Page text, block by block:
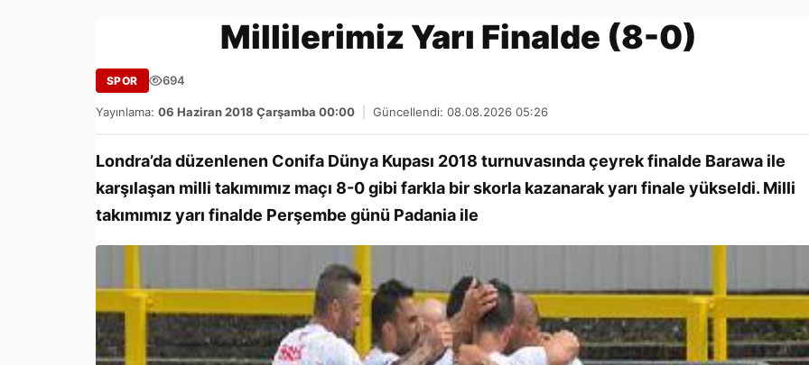
Millilerimiz Yarı Finalde (8-0)
SPOR 694
Yayınlama: 06 Haziran 2018 Çarşamba 00:00 Güncellendi: 08.08.2026 05:26
Londra’da düzenlenen Conifa Dünya Kupası 2018 turnuvasında çeyrek finalde Barawa ile
karşılaşan milli takımımız maçı 8-0 gibi farkla bir skorla kazanarak yarı finale yükseldi. Milli
takımımız yarı finalde Perşembe günü Padania ile